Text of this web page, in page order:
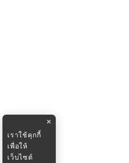
×
เราใช้คุกกี้
เพื่อให้
เว็บไซต์